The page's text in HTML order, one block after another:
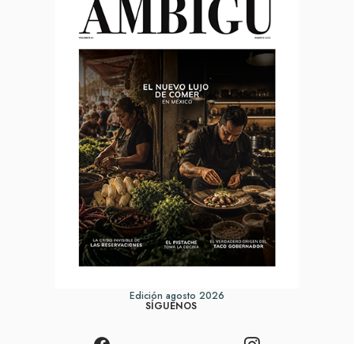
Edición agosto 2026
SÍGUENOS